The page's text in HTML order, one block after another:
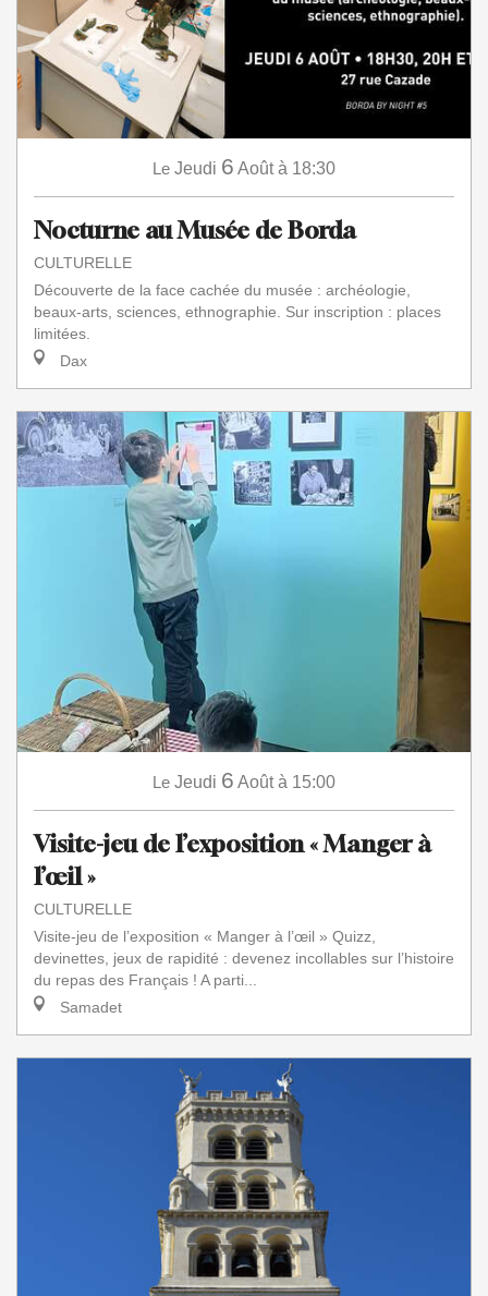
Le Jeudi 6 Août à 18:30
Nocturne au Musée de Borda
CULTURELLE
Découverte de la face cachée du musée : archéologie,
beaux-arts, sciences, ethnographie. Sur inscription : places
limitées.
Dax
Le Jeudi 6 Août à 15:00
Visite-jeu de l’exposition « Manger à
l’œil »
CULTURELLE
Visite-jeu de l’exposition « Manger à l’œil » Quizz,
devinettes, jeux de rapidité : devenez incollables sur l’histoire
du repas des Français ! A parti...
Samadet